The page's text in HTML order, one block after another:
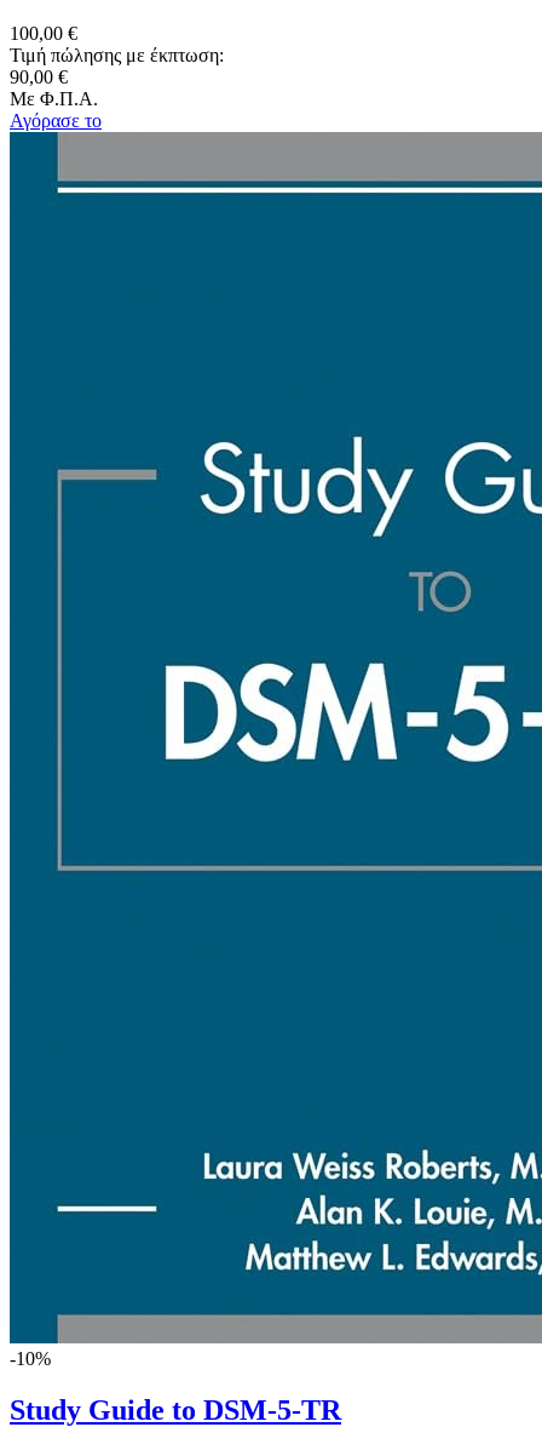
100,00 €
Τιμή πώλησης με έκπτωση:
90,00 €
Με Φ.Π.Α.
Αγόρασε το
-10%
Study Guide to DSM-5-TR